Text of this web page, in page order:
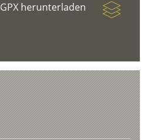
GPX herunterladen